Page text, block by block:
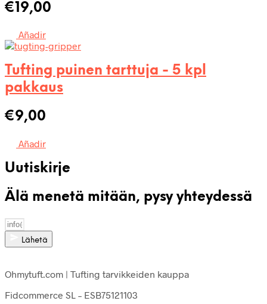
€19,00
Añadir
Tufting puinen tarttuja - 5 kpl
pakkaus
€9,00
Añadir
Uutiskirje
Älä menetä mitään, pysy yhteydessä
Lähetä
Ohmytuft.com | Tufting tarvikkeiden kauppa
Fidcommerce SL – ESB75121103